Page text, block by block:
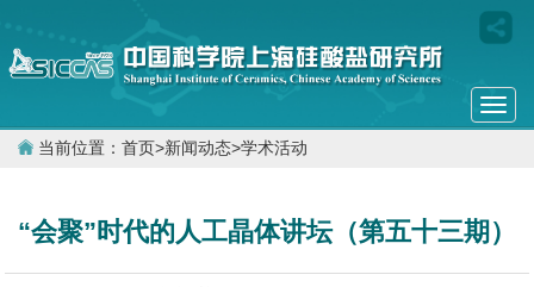
当前位置： 首页>新闻动态>学术活动
“会聚”时代的人工晶体讲坛（第五十三期）